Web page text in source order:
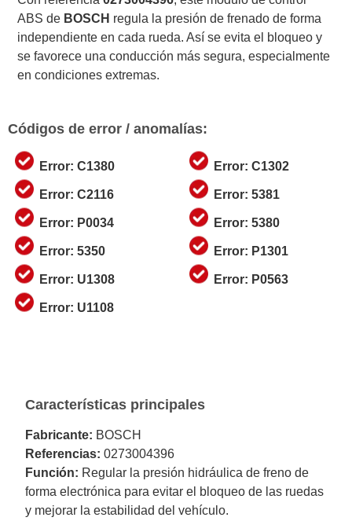
ABS de BOSCH regula la presión de frenado de forma
independiente en cada rueda. Así se evita el bloqueo y
se favorece una conducción más segura, especialmente
en condiciones extremas.
Códigos de error / anomalías:
Error: C1380
Error: C2116
Error: P0034
Error: 5350
Error: U1308
Error: U1108
Error: C1302
Error: 5381
Error: 5380
Error: P1301
Error: P0563
Características principales
Fabricante: BOSCH
Referencias: 0273004396
Función: Regular la presión hidráulica de freno de
forma electrónica para evitar el bloqueo de las ruedas
y mejorar la estabilidad del vehículo.